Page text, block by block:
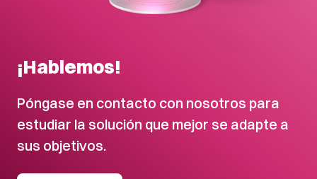
¡Hablemos!
Póngase en contacto con nosotros para
estudiar la solución que mejor se adapte a
sus objetivos.